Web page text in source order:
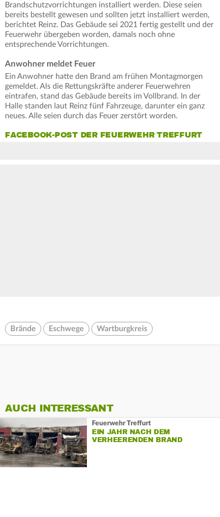
Brandschutzvorrichtungen installiert werden. Diese seien
bereits bestellt gewesen und sollten jetzt installiert werden,
berichtet Reinz. Das Gebäude sei 2021 fertig gestellt und der
Feuerwehr übergeben worden, damals noch ohne
entsprechende Vorrichtungen.
Anwohner meldet Feuer
Ein Anwohner hatte den Brand am frühen Montagmorgen
gemeldet. Als die Rettungskräfte anderer Feuerwehren
eintrafen, stand das Gebäude bereits im Vollbrand. In der
Halle standen laut Reinz fünf Fahrzeuge, darunter ein ganz
neues. Alle seien durch das Feuer zerstört worden.
FACEBOOK-POST DER FEUERWEHR TREFFURT
Brände Eschwege Wartburgkreis
AUCH INTERESSANT
Feuerwehr Treffurt
EIN JAHR NACH DEM
VERHEERENDEN BRAND